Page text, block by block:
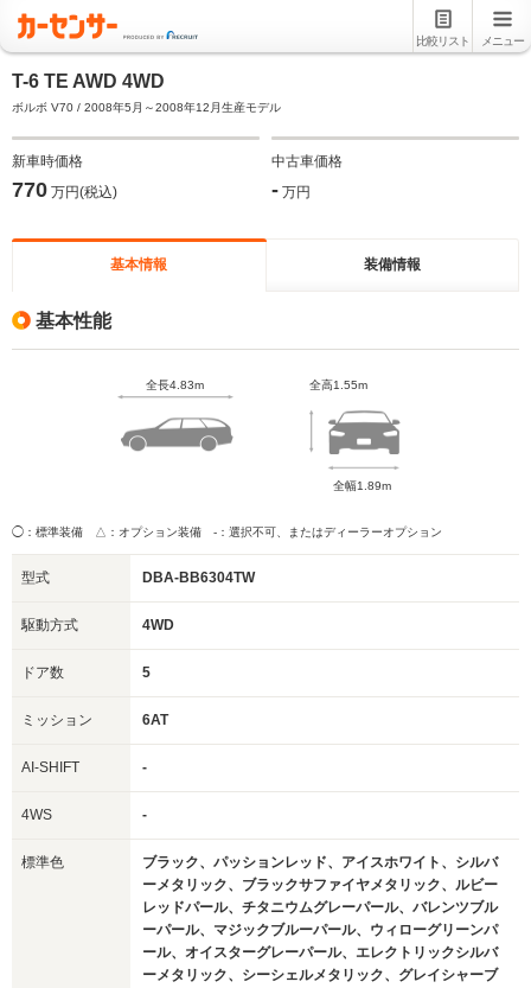
比較リスト メニュー
T-6 TE AWD 4WD
ボルボ V70 / 2008年5月～2008年12月生産モデル
新車時価格
770 万円(税込)
中古車価格
- 万円
基本情報 装備情報
基本性能
全長4.83m 全高1.55m
全幅1.89m
◯：標準装備 △：オプション装備 -：選択不可、またはディーラーオプション
型式 DBA-BB6304TW
駆動方式 4WD
ドア数 5
ミッション 6AT
AI-SHIFT -
4WS -
標準色
ブラック、パッションレッド、アイスホワイト、シルバ
ーメタリック、ブラックサファイヤメタリック、ルビー
レッドパール、チタニウムグレーパール、バレンツブル
ーパール、マジックブルーパール、ウィローグリーンパ
ール、オイスターグレーパール、エレクトリックシルバ
ーメタリック、シーシェルメタリック、グレイシャーブ